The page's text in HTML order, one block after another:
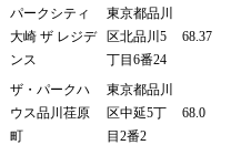
パークシティ
大崎 ザ レジデ
ンス
東京都品川
区北品川5
丁目6番24
68.37
ザ・パークハ
ウス品川荏原
町
東京都品川
区中延5丁
目2番2
68.0